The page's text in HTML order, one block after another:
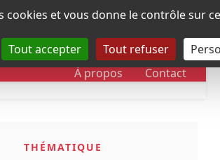
des cookies
cookies et vous donne le contrôle sur
Tout accepter
Tout refuser
DOSSIERS CHRONOLOGIE
À propos Contact
THÉMATIQUE